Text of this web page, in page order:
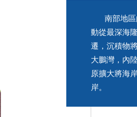
南部地區
動從最深海
遷，沉積物
大鵬灣，內
原擴大將海
岸。